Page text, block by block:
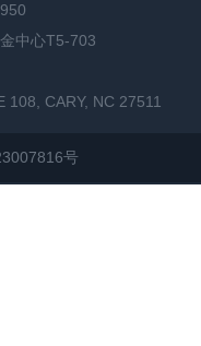
中心T5-703
108, CARY, NC 27511
号